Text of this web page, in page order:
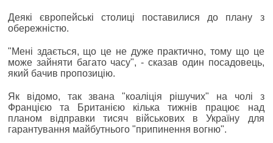
Деякі європейські столиці поставилися до плану з
обережністю.
"Мені здається, що це не дуже практично, тому що це
може зайняти багато часу", - сказав один посадовець,
який бачив пропозицію.
Як відомо, так звана "коаліція рішучих" на чолі з
Францією та Британією кілька тижнів працює над
планом відправки тисяч військових в Україну для
гарантування майбутнього "припинення вогню".